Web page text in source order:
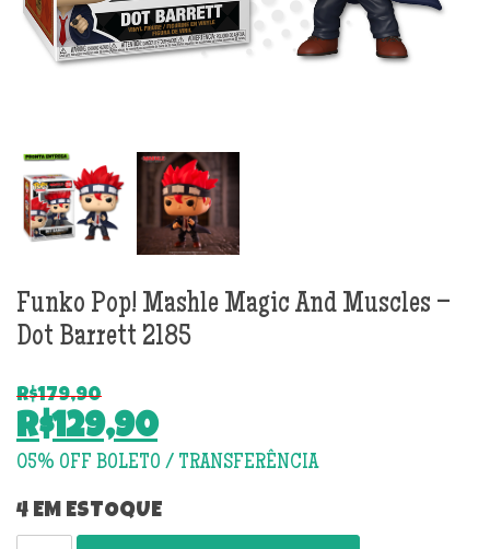
Funko Pop! Mashle Magic And Muscles –
Dot Barrett 2185
R$179,90
O
preço
era:
R$129,90
O
atual
4 EM ESTOQUE